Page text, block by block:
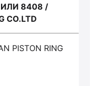
8408 /
CO.LTD
PISTON RING